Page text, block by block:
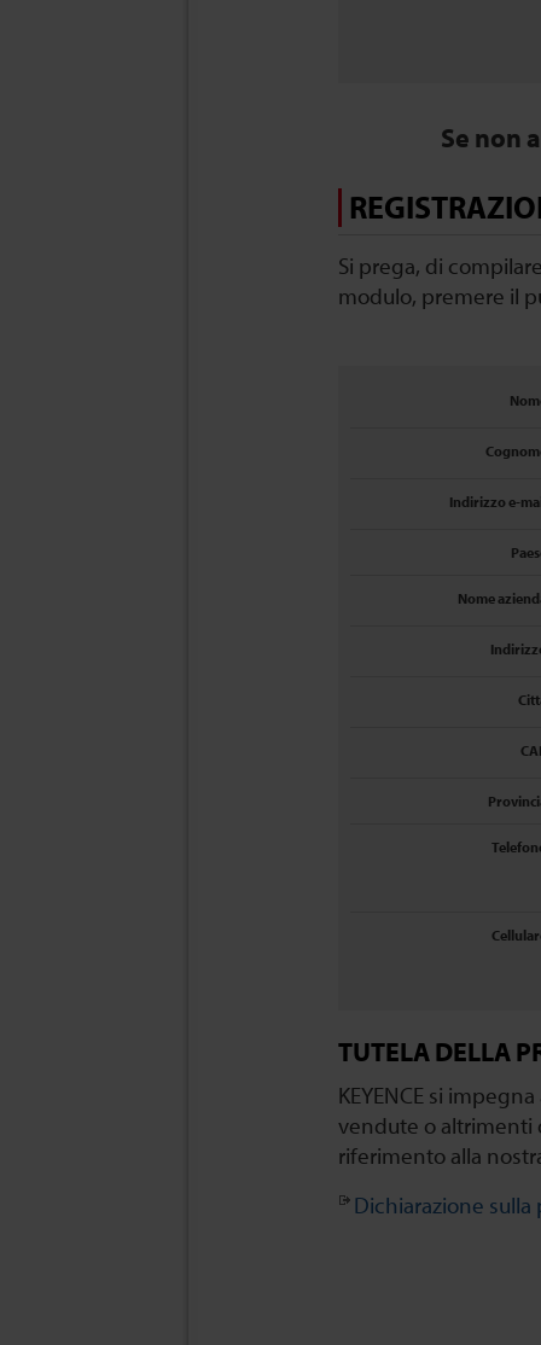
Se non
Si prega, di
modulo, premere il
Indirizzo e-
Nome
TUTELA DELLA
KEYENCE si
vendute o altrimenti
riferimento alla
Dichiarazione sulla